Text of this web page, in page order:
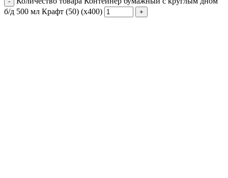
б/д 500 мл Крафт (50) (х400)